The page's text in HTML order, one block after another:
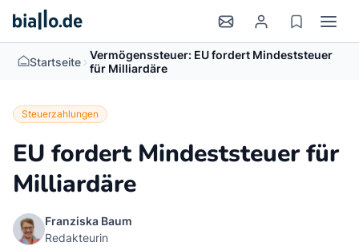
Startseite > Vermögenssteuer: EU fordert Mindeststeuer
für Milliardäre
Steuerzahlungen
EU fordert Mindeststeuer für
Milliardäre
Franziska Baum
Redakteurin